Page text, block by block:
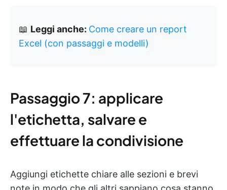
📖 Leggi anche: Come creare un report
Excel (con passaggi e modelli)
Passaggio 7: applicare
l'etichetta, salvare e
effettuare la condivisione
Aggiungi etichette chiare alle sezioni e brevi